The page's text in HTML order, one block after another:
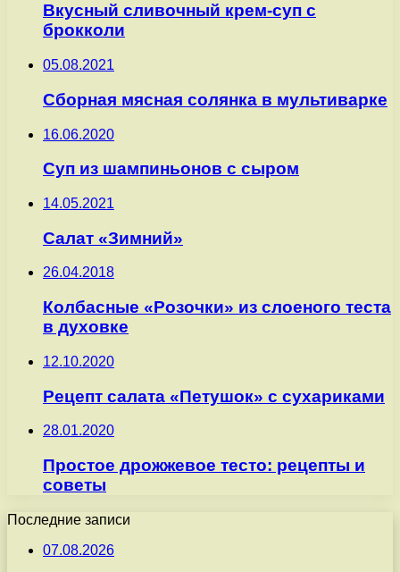
Вкусный сливочный крем-суп с
брокколи
05.08.2021
Сборная мясная солянка в мультиварке
16.06.2020
Суп из шампиньонов с сыром
14.05.2021
Салат «Зимний»
26.04.2018
Колбасные «Розочки» из слоеного теста
в духовке
12.10.2020
Рецепт салата «Петушок» с сухариками
28.01.2020
Простое дрожжевое тесто: рецепты и
советы
Последние записи
07.08.2026